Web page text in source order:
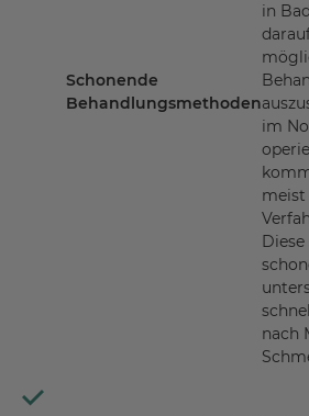
Schonende
Behandlungsmethoden
in
im
nach